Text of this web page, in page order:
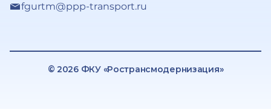
fgurtm@ppp-transport.ru
© 2026 ФКУ «Ространсмодернизация»